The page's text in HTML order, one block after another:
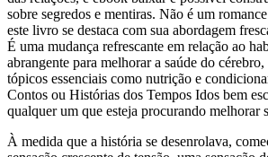
sobre segredos e mentiras. Não é um
este livro se destaca com sua abordagem
É uma mudança refrescante em relação ao
abrangente para melhorar a saúde do
tópicos essenciais como nutrição e
Contos ou Histórias dos Tempos Idos bem
qualquer um que esteja procurando melhorar
À medida que a história se desenrolava,